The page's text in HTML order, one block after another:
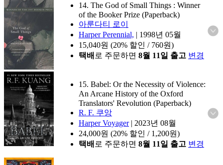
14. The God of Small Things : Winner
of the Booker Prize (Paperback)
아룬다티 로이
Harper Perennial, | 1998년 05월
15,040원 (20% 할인 / 760원)
택배 로 주문하면 8월 11일 출고 변경
15. Babel: Or the Necessity of Violence:
An Arcane History of the Oxford
Translators' Revolution (Paperback)
R. F. 쿠앙
Harper Voyager| 2023년 08월
24,000원 (20% 할인 / 1,200원)
택배 로 주문하면 8월 11일 출고 변경